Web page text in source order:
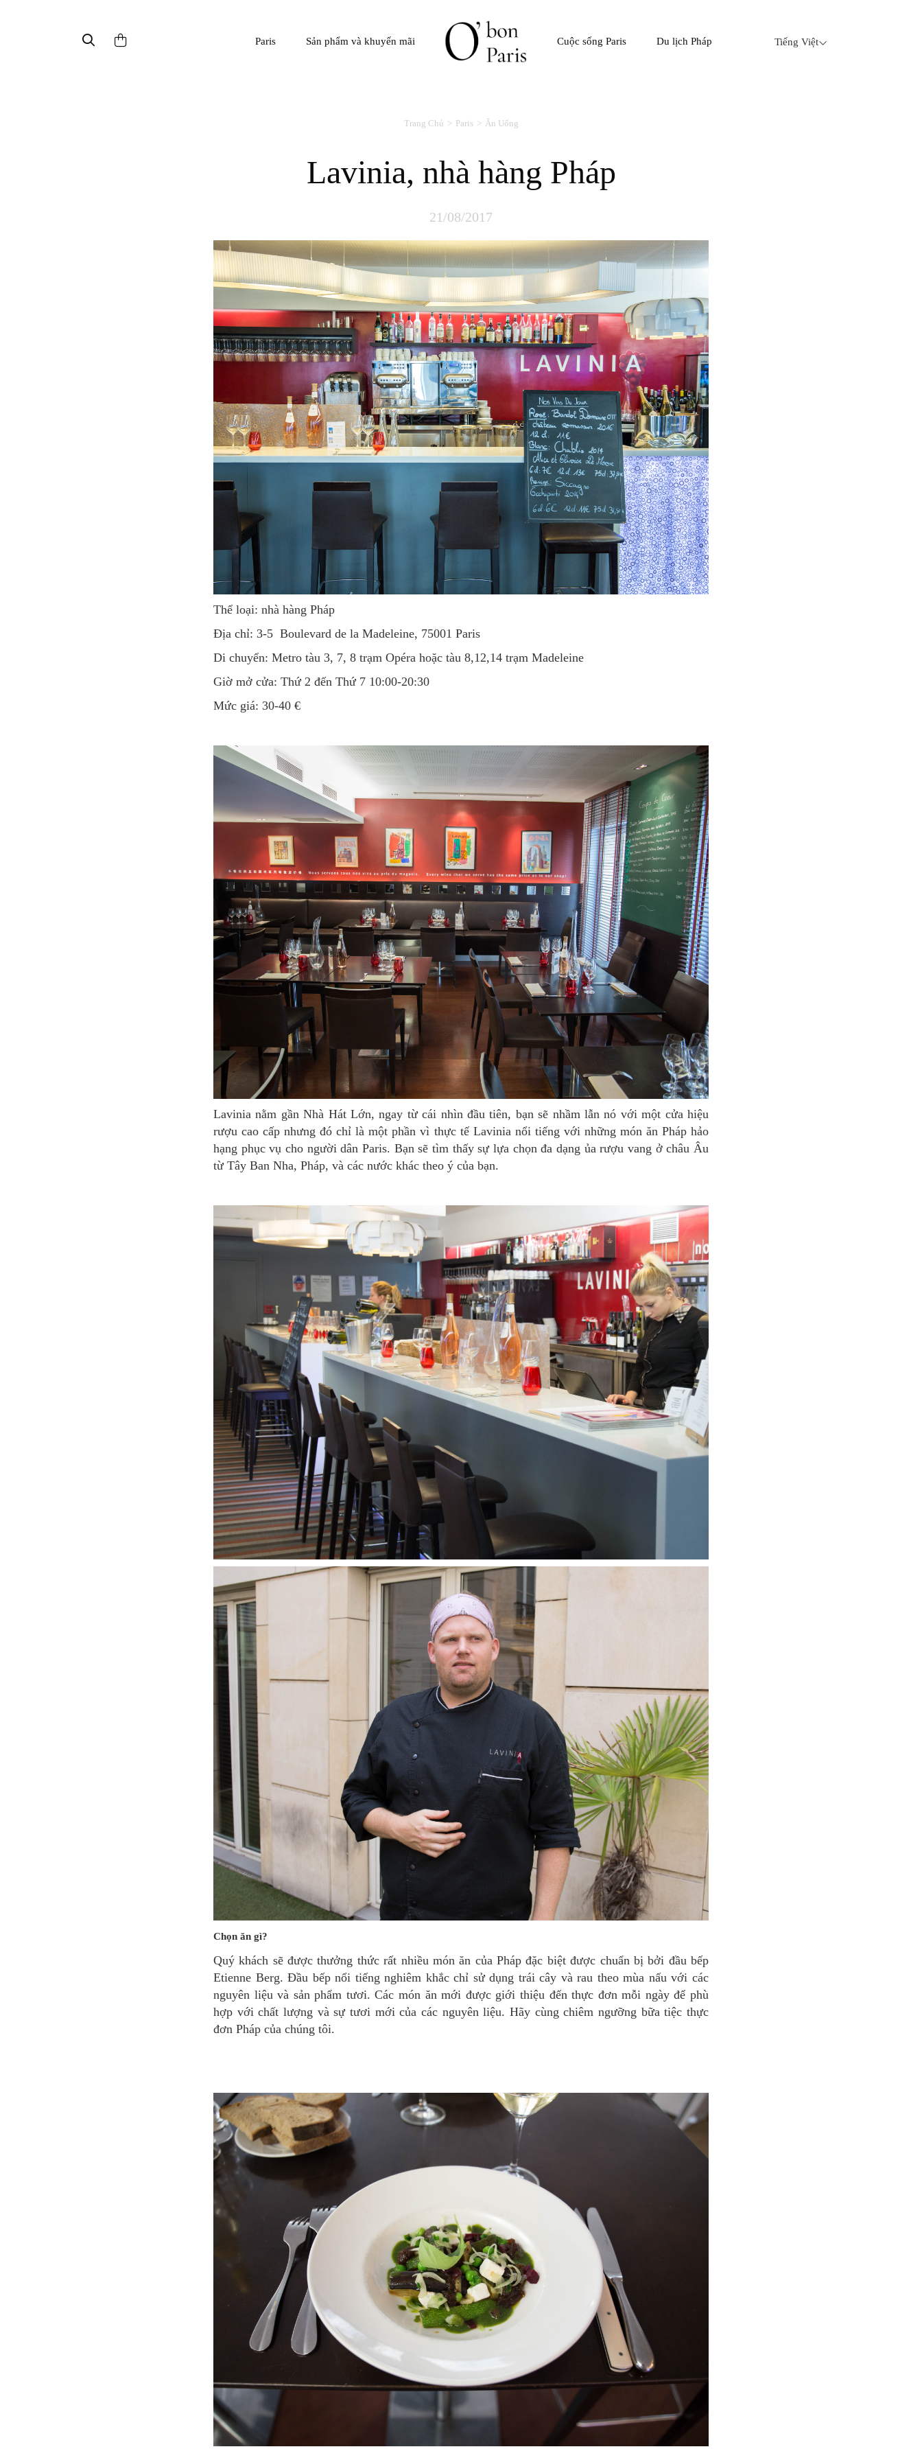
Paris Sản phẩm và khuyến mãi Cuộc sống Paris Du lịch Pháp Tiếng Việt
Trang Chủ Paris Ăn Uống
Lavinia, nhà hàng Pháp
21/08/2017
Thể loại: nhà hàng Pháp
Địa chỉ: 3-5 Boulevard de la Madeleine, 75001 Paris
Di chuyển: Metro tàu 3, 7, 8 trạm Opéra hoặc tàu 8,12,14 trạm Madeleine
Giờ mở cửa: Thứ 2 đến Thứ 7 10:00-20:30
Mức giá: 30-40 €
Lavinia nằm gần Nhà Hát Lớn, ngay từ cái nhìn đầu tiên, bạn sẽ nhầm lẫn nó với một cửa hiệu
rượu cao cấp nhưng đó chỉ là một phần vì thực tế Lavinia nổi tiếng với những món ăn Pháp hảo
hạng phục vụ cho người dân Paris. Bạn sẽ tìm thấy sự lựa chọn đa dạng ủa rượu vang ở châu Âu
từ Tây Ban Nha, Pháp, và các nước khác theo ý của bạn.
Chọn ăn gì?
Quý khách sẽ được thưởng thức rất nhiều món ăn của Pháp đặc biệt được chuẩn bị bởi đầu bếp
Etienne Berg. Đầu bếp nổi tiếng nghiêm khắc chỉ sử dụng trái cây và rau theo mùa nấu với các
nguyên liệu và sản phẩm tươi. Các món ăn mới được giới thiệu đến thực đơn mỗi ngày để phù
hợp với chất lượng và sự tươi mới của các nguyên liệu. Hãy cùng chiêm ngưỡng bữa tiệc thực
đơn Pháp của chúng tôi.